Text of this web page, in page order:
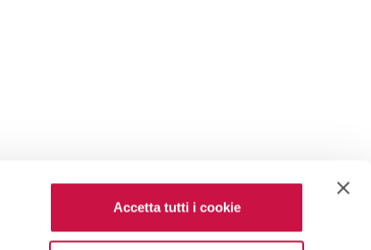
Accetta tutti i cookie